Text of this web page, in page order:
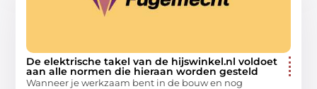
De elektrische takel van de hijswinkel.nl voldoet
aan alle normen die hieraan worden gesteld
Wanneer je werkzaam bent in de bouw en nog